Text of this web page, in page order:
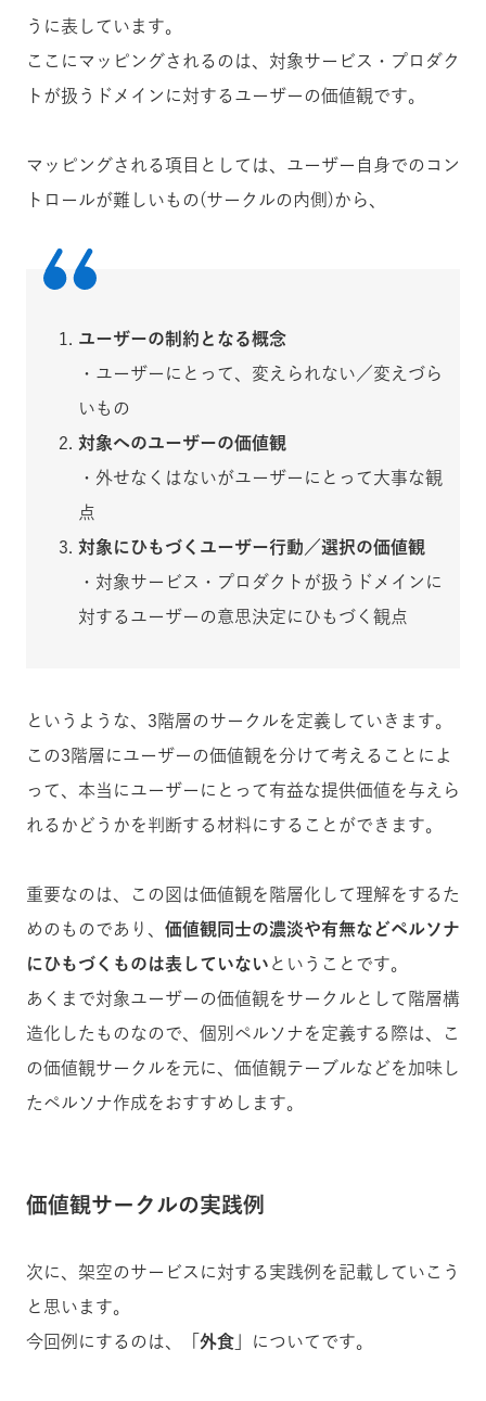
うに表しています。
ここにマッピングされるのは、対象サービス・プロダク
トが扱うドメインに対するユーザーの価値観です。
マッピングされる項目としては、ユーザー自身でのコン
トロールが難しいもの(サークルの内側)から、
ユーザーの制約となる概念
・ユーザーにとって、変えられない／変えづら
いもの
対象へのユーザーの価値観
・外せなくはないがユーザーにとって大事な観
点
対象にひもづくユーザー行動／選択の価値観
・対象サービス・プロダクトが扱うドメインに
対するユーザーの意思決定にひもづく観点
というような、3階層のサークルを定義していきます。
この3階層にユーザーの価値観を分けて考えることによ
って、 本当にユーザーにとって有益な提供価値を与えら
れるかどうかを判断する材料にすることができます。
重要なのは、この図は価値観を階層化して理解をするた
めのものであり、 価値観同士の濃淡や有無などペルソナ
にひもづくものは表していない ということです。
あくまで対象ユーザーの価値観をサークルとして階層構
造化したものなので、個別ペルソナを定義する際は、こ
の価値観サークルを元に、価値観テーブルなどを加味し
たペルソナ作成をおすすめします。
価値観サークルの実践例
次に、架空のサービスに対する実践例を記載していこう
と思います。
今回例にするのは、
「外食」 についてです。